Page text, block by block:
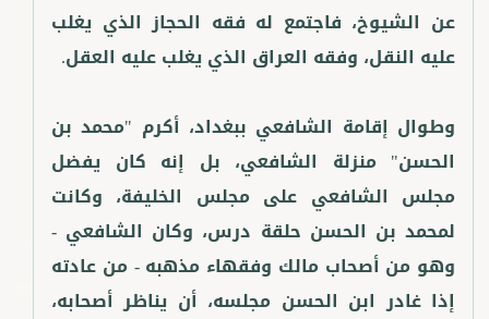
عن الشيوخ، فاجتمع له فقه الحجاز الذي يغلب
وطوال إقامة الشافعي ببغداد، أكرم "محمد بن
الحسن" منزلة الشافعي، بل إنه كان يفضل
مجلس الشافعي على مجلس الخليفة، وكانت
لمحمد بن الحسن حلقة درس، وكان الشافعي -
وهو من أصحاب مالك وفقهاء مذهبه - من عادته
إذا غادر ابن الحسن مجلسه، أن يناظر أصحابه،